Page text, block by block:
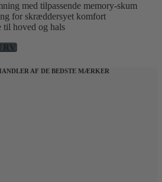
med tilpassende memory-skum
for skræddersyet komfort
til hoved og hals
AF DE BEDSTE MÆRKER